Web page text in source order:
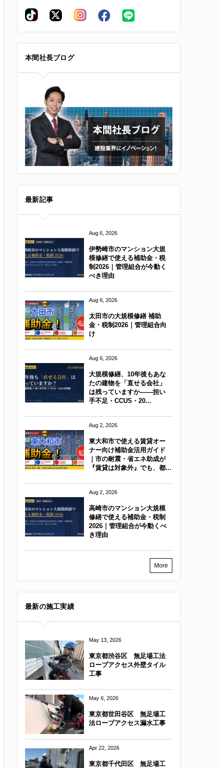
本間社長ブログ
最新記事
Aug 6, 2026
伊勢崎市のマンション大規
模修繕で使える補助金・税
制2026｜管理組合が今動く
べき理由
Aug 6, 2026
太田市の大規模修繕 補助
金・税制2026｜管理組合向
け
Aug 6, 2026
大規模修繕、10年後もあな
たの建物を「直せる会社」
は残っていますか——担い
手不足・CCUS・20...
Aug 2, 2026
東大和市で使える賃貸オー
ナー向け補助金活用ガイド
｜市の耐震・省エネ助成が
『賃貸は対象外』でも、都...
Aug 2, 2026
高崎市のマンション大規模
修繕で使える補助金・税制
2026｜管理組合が今動くべ
き理由
More
最新の施工実績
May 13, 2026
東京都渋谷区 無足場工法
ロープアクセス外壁タイル
工事
May 6, 2026
東京都世田谷区 無足場工
法ロープアクセス漏水工事
Apr 22, 2026
東京都千代田区 無足場工